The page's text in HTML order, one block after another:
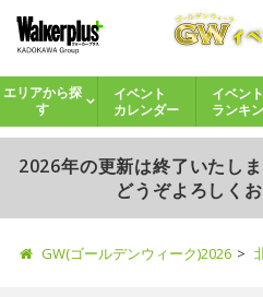
エリアから探
す
イベント
カレンダー
イベント
ランキ
2026年の更新は終了いたし
どうぞよろしく
GW(ゴールデンウィーク)2026